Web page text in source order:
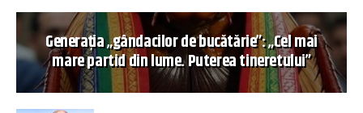
Generația „gândacilor de bucătărie”: „Cel mai
mare partid din lume. Puterea tineretului”